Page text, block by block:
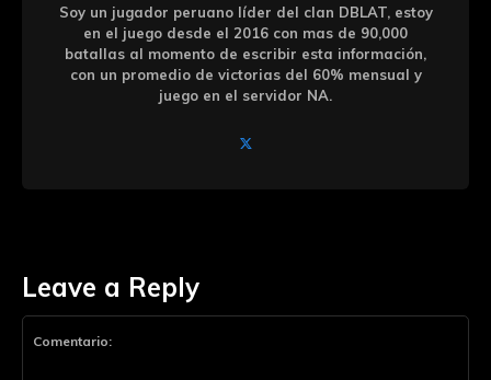
Leave a Reply
Soy un jugador peruano líder del clan DBLAT, estoy
en el juego desde el 2016 con mas de 90,000
batallas al momento de escribir esta información,
con un promedio de victorias del 60% mensual y
juego en el servidor NA.